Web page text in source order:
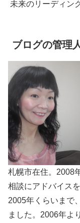
未来のリーディン
ブログの管理
札幌市在住。2008
相談にアドバイス
2005年くらいまで
ました。2006年よ